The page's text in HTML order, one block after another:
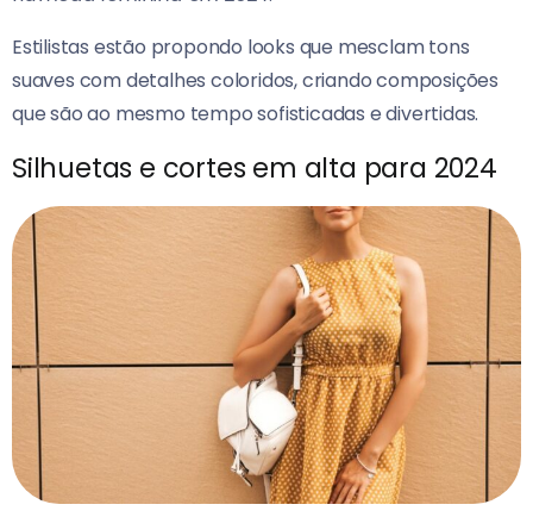
Estilistas estão propondo looks que mesclam tons
suaves com detalhes coloridos, criando composições
que são ao mesmo tempo sofisticadas e divertidas.
Silhuetas e cortes em alta para 2024